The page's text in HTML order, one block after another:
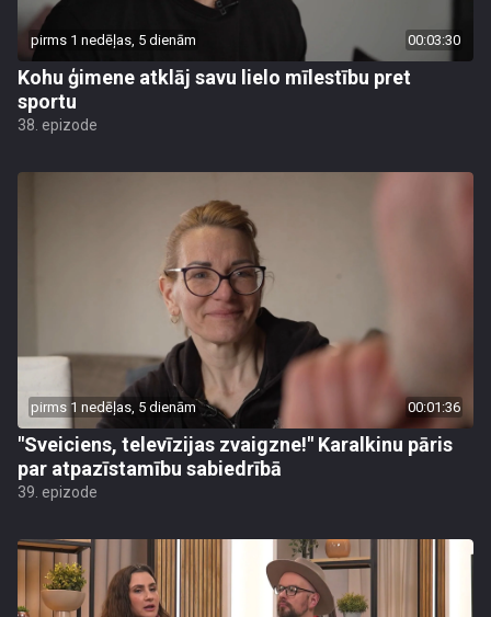
pirms 1 nedēļas, 5 dienām 00:03:30
Kohu ģimene atklāj savu lielo mīlestību pret
sportu
38. epizode
pirms 1 nedēļas, 5 dienām 00:01:36
"Sveiciens, televīzijas zvaigzne!" Karalkinu pāris
par atpazīstamību sabiedrībā
39. epizode